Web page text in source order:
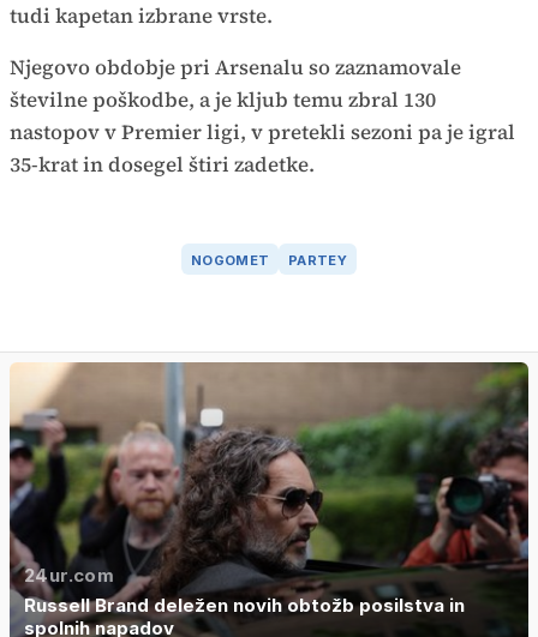
tudi kapetan izbrane vrste.
Njegovo obdobje pri Arsenalu so zaznamovale
številne poškodbe, a je kljub temu zbral 130
nastopov v Premier ligi, v pretekli sezoni pa je igral
35-krat in dosegel štiri zadetke.
NOGOMET PARTEY
24ur.com
Russell Brand deležen novih obtožb posilstva in
spolnih napadov